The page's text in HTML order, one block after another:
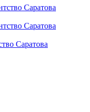
Саратова